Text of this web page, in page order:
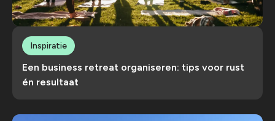
Een business retreat organiseren: tips voor rust
én resultaat
Inspiratie